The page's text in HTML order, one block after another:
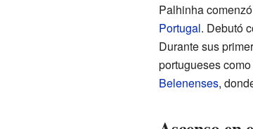
Palhinha
Portugal. Debutó
Durante sus
portugueses
Belenenses,